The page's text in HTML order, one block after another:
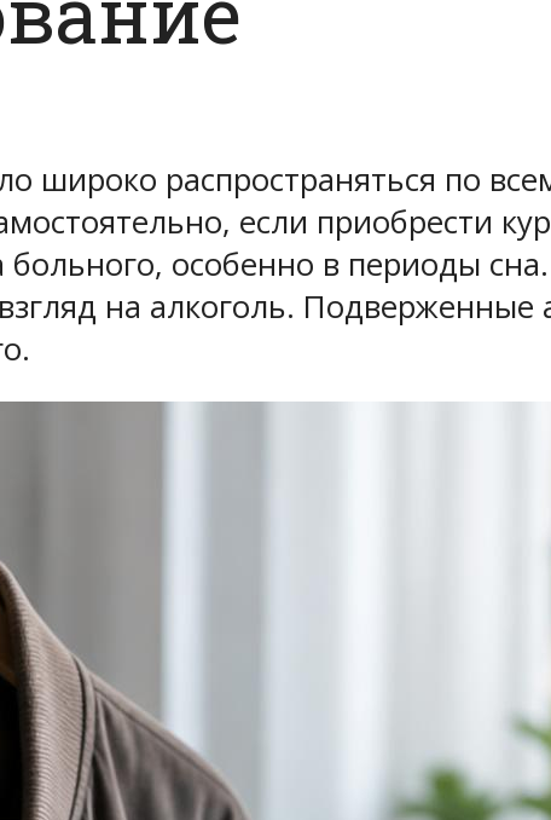
широко распространяться по
если приобрести
особенно в периоды
на алкоголь.